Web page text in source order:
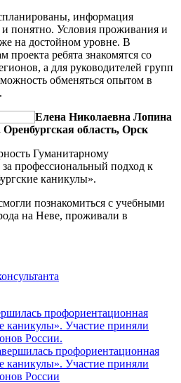
информация
и понятно. Условия проживания и
на достойном уровне. В
проекта ребята знакомятся со
а для руководителей групп
обменяться опытом в
Елена Николаевна Лопина
область, Орск
Гуманитарному
профессиональный подход к
каникулы».
познакомиться с учебными
на Неве, проживали в
профориентационная
каникулы». Участие приняли
России